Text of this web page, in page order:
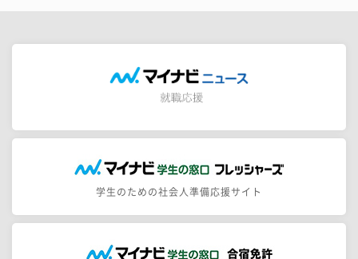
学生のための社会人準備応援サイト